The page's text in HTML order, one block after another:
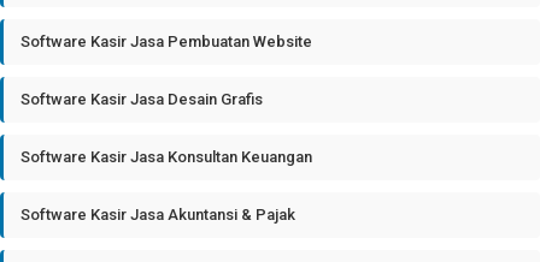
Software Kasir Jasa Pembuatan Website
Software Kasir Jasa Desain Grafis
Software Kasir Jasa Konsultan Keuangan
Software Kasir Jasa Akuntansi & Pajak